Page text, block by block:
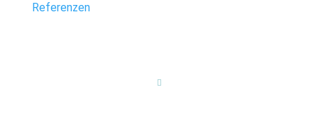
Referenzen
